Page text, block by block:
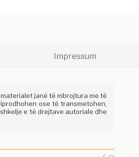
Impressum
materialet janë të mbrojtura me të
ose të transmetohen,
e të drejtave autoriale dhe